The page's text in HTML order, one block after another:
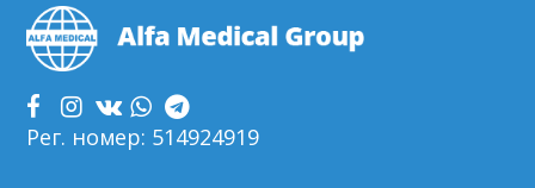
Footer
Рег. номер: 514924919